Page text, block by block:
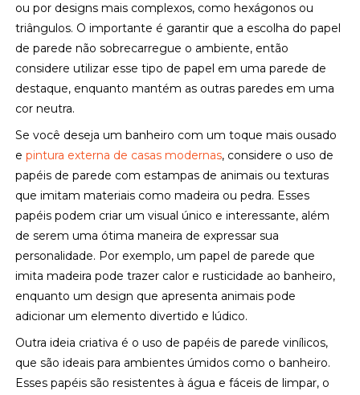
ou por designs mais complexos, como hexágonos ou
triângulos. O importante é garantir que a escolha do papel
de parede não sobrecarregue o ambiente, então
considere utilizar esse tipo de papel em uma parede de
destaque, enquanto mantém as outras paredes em uma
cor neutra.
Se você deseja um banheiro com um toque mais ousado
epintura externa de casas modernas, considere o uso de
papéis de parede com estampas de animais ou texturas
que imitam materiais como madeira ou pedra. Esses
papéis podem criar um visual único e interessante, além
de serem uma ótima maneira de expressar sua
personalidade. Por exemplo, um papel de parede que
imita madeira pode trazer calor e rusticidade ao banheiro,
enquanto um design que apresenta animais pode
adicionar um elemento divertido e lúdico.
Outra ideia criativa é o uso de papéis de parede vinílicos,
que são ideais para ambientes úmidos como o banheiro.
Esses papéis são resistentes à água e fáceis de limpar, o